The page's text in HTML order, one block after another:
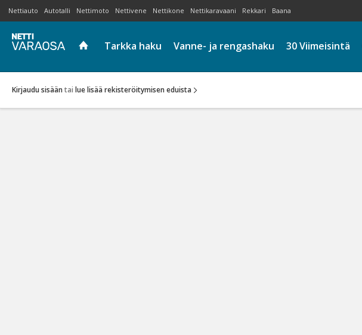
Nettiauto Autotalli Nettimoto Nettivene Nettikone Nettikaravaani Rekkari Baana
Tarkka haku Vanne- ja rengashaku 30 Viimeisintä
Kirjaudu sisään tai lue lisää rekisteröitymisen eduista